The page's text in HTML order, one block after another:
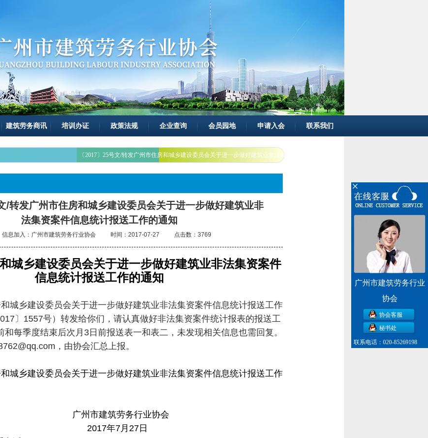
建筑劳务商讯 培训办证 政策法规 企业查询 会员园地 申请入会 联系我们
〔2017〕25号文/转发广州市住房和城乡建设委员会关于进一步做好建筑业非法集资案件信息统计报送工作的通知
/转发广州市住房和城乡建设委员会关于进一步做好建筑业非
法集资案件信息统计报送工作的通知
信息加入：广州市建筑劳务行业协会 时间：2017-07-27 点击数：3769
城乡建设委员会关于进一步做好建筑业非法集资案件
信息统计报送工作的通知
城乡建设委员会关于进一步做好建筑业非法集资案件信息统计报送工作
〕 1557号） 转发给你们，请认真做好非法集资案件统计报表的报送工
和每季度结束后次月3日前报送表一和表二，未发现相关信息也需回复。
，由协会汇总上报。
城乡建设委员会关于进一步做好建筑业非法集资案件信息统计报送工作
广州市建筑劳务行业协会
7月27日
广州市建筑劳务行业
协会
协会客服
秘书处
联系电话：020-85269198